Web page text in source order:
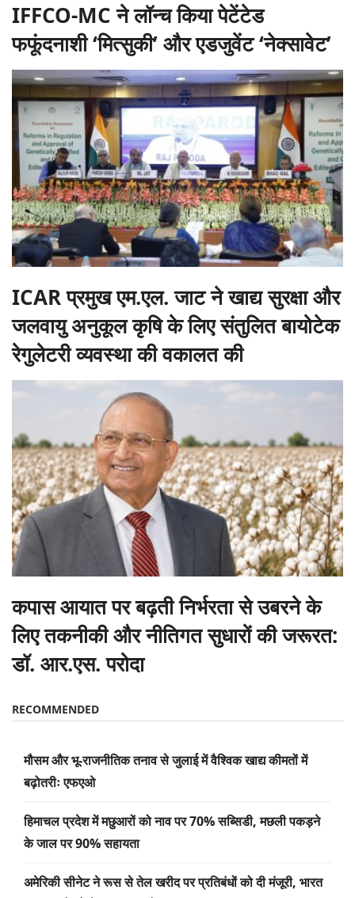
IFFCO-MC ने लॉन्च किया पेटेंटेड
फफूंदनाशी ‘मित्सुकी’ और एडजुवेंट ‘नेक्सावेट’
ICAR प्रमुख एम.एल. जाट ने खाद्य सुरक्षा और
जलवायु अनुकूल कृषि के लिए संतुलित बायोटेक
रेगुलेटरी व्यवस्था की वकालत की
कपास आयात पर बढ़ती निर्भरता से उबरने के
लिए तकनीकी और नीतिगत सुधारों की जरूरत:
डॉ. आर.एस. परोदा
RECOMMENDED
मौसम और भू-राजनीतिक तनाव से जुलाई में वैश्विक खाद्य कीमतों में
बढ़ोतरीः एफएओ
हिमाचल प्रदेश में मछुआरों को नाव पर 70% सब्सिडी, मछली पकड़ने
के जाल पर 90% सहायता
अमेरिकी सीनेट ने रूस से तेल खरीद पर प्रतिबंधों को दी मंजूरी, भारत